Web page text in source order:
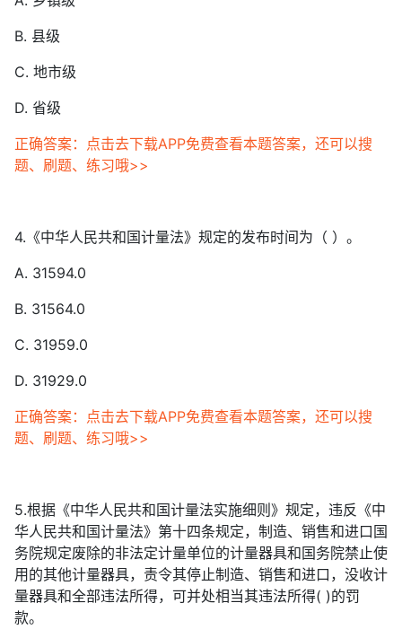
B. 县级
C. 地市级
D. 省级
正确答案：点击去下载APP免费查看本题答案，还可以搜
题、刷题、练习哦>>
4.《中华人民共和国计量法》规定的发布时间为（ ）。
A. 31594.0
B. 31564.0
C. 31959.0
D. 31929.0
正确答案：点击去下载APP免费查看本题答案，还可以搜
题、刷题、练习哦>>
5.根据《中华人民共和国计量法实施细则》规定，违反《中
华人民共和国计量法》第十四条规定，制造、销售和进口国
务院规定废除的非法定计量单位的计量器具和国务院禁止使
用的其他计量器具，责令其停止制造、销售和进口，没收计
量器具和全部违法所得，可并处相当其违法所得( )的罚
款。